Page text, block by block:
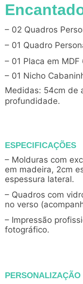
– 02 Quadros
– 01 Quadro
– 01 Placa em
– 01 Nicho
Medidas: 54cm de
profundidade.
ESPECIFICAÇÕES
– Molduras com
em madeira, 2cm
espessura lateral.
– Quadros com
no verso
– Impressão
fotográfico.
PERSONALIZAÇÃO